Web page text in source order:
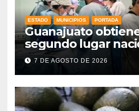
ESTADO MUNICIPIOS PORTADA
Guanajuato
segundo lugar
procuración de
7 DE AGOSTO DE 2026